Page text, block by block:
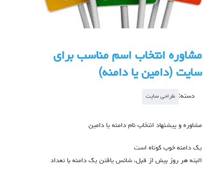
مشاوره انتخاب اسم مناسب برای
سایت (دامین یا دامنه)
دسته: طراحی سایت
مشاوره و پیشنهاد انتخاب نام دامنه یا دامین
یک دامنه خوب کوتاه است
البته هر روز بیش از قبل، شانس یافتن یک دامنه با تعداد